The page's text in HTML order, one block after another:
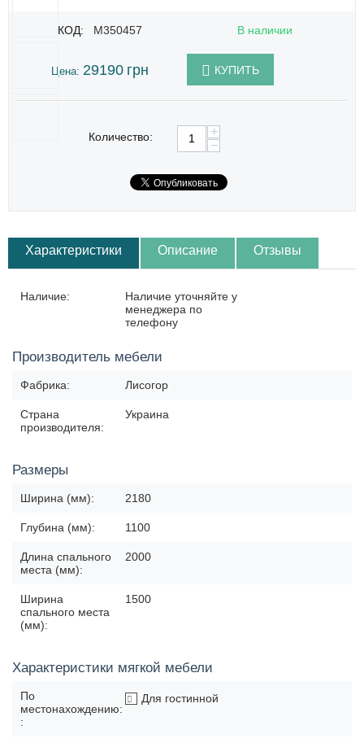
КОД: M350457 В наличии
Цена: 29190 грн КУПИТЬ
Количество:
+
−
Характеристики Описание Отзывы
Наличие:
Наличие уточняйте у
менеджера по
телефону
Производитель мебели
Фабрика: Лисогор
Страна
производителя:
Украина
Размеры
Ширина (мм): 2180
Глубина (мм): 1100
Длина спального
места (мм):
2000
Ширина
спального места
(мм):
1500
Характеристики мягкой мебели
По
местонахождению:
:
Для гостинной